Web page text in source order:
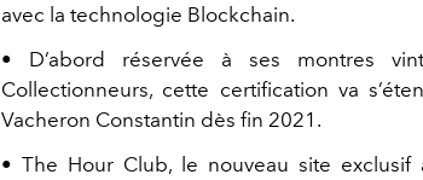
avec la technologie Blockchain.
• D’abord réservée à ses montres
Collectionneurs, cette certification va
Vacheron Constantin dès fin 2021.
• The Hour Club, le nouveau site